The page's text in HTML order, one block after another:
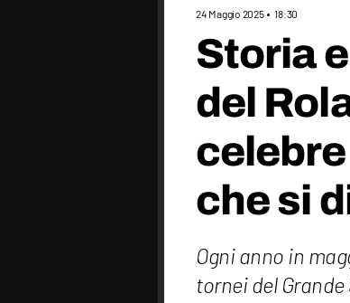
24 Maggio 2025 18:30
Storia
del
che si
Ogni anno in
tornei del